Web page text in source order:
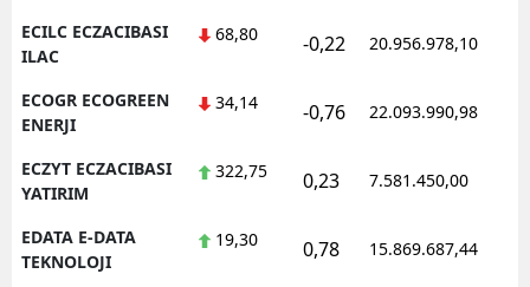
ECILC ECZACIBASI
ILAC
68,80 -0,22 20.956.978,10
ECOGR ECOGREEN
ENERJI
34,14 -0,76 22.093.990,98
ECZYT ECZACIBASI
YATIRIM
322,75 0,23 7.581.450,00
EDATA E-DATA
TEKNOLOJI
19,30 0,78 15.869.687,44